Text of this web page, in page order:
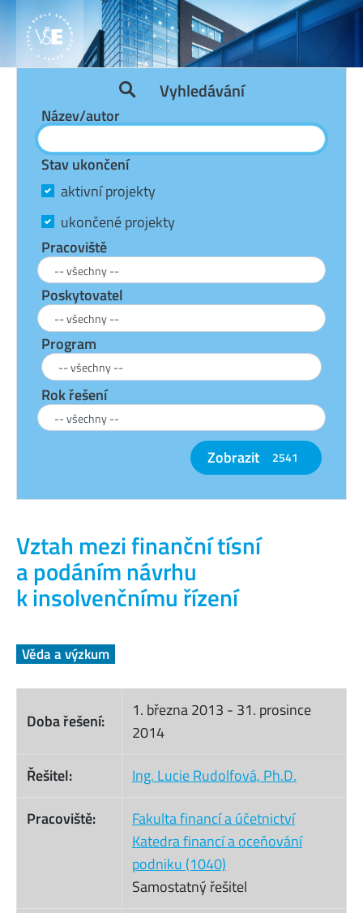
Vztah mezi finanční tísní
a podáním návrhu
k insolvenčnímu řízení
Věda a výzkum
Doba řešení:
1. března 2013 - 31. prosince
2014
Řešitel:
Ing. Lucie Rudolfová, Ph.D.
Pracoviště:
Fakulta financí a účetnictví
Katedra financí a oceňování
podniku (1040)
Samostatný řešitel
Vyhledávání
Název/autor
Stav ukončení
aktivní projekty
ukončené projekty
Pracoviště
Poskytovatel
Program
Rok řešení
Zobrazit 2541